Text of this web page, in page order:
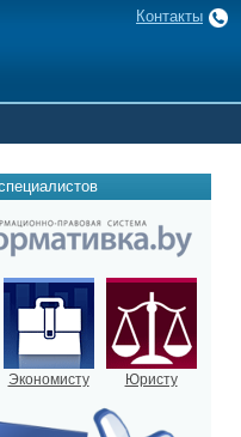
Контакты
Экономисту Юристу